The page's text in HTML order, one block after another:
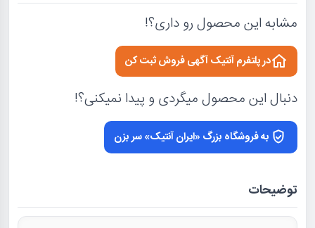
مشابه این محصول رو داری؟!
در پلتفرم آنتیک آگهی فروش ثبت کن
دنبال این محصول میگردی و پیدا نمیکنی؟!
به فروشگاه بزرگ «ایران آنتیک» سر بزن
توضیحات